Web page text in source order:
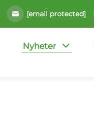
[email protected]
Nyheter